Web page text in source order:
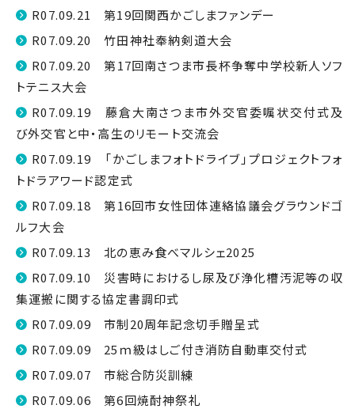
R07.09.21 第19回関西かごしまファンデー
R07.09.20 竹田神社奉納剣道大会
R07.09.20 第17回南さつま市長杯争奪中学校新人ソフ
トテニス大会
R07.09.19 藤倉大南さつま市外交官委嘱状交付式及
び外交官と中・高生のリモート交流会
R07.09.19 「かごしまフォトドライブ」プロジェクトフォ
トドラアワード認定式
R07.09.18 第16回市女性団体連絡協議会グラウンドゴ
ルフ大会
R07.09.13 北の恵み食べマルシェ2025
R07.09.10 災害時におけるし尿及び浄化槽汚泥等の収
集運搬に関する協定書調印式
R07.09.09 市制20周年記念切手贈呈式
R07.09.09 25ｍ級はしご付き消防自動車交付式
R07.09.07 市総合防災訓練
R07.09.06 第6回焼酎神祭礼